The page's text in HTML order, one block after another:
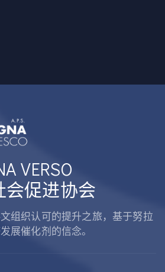
VERSO
会促进协会
组织认可的提升之旅，基于努拉
展催化剂的信念。